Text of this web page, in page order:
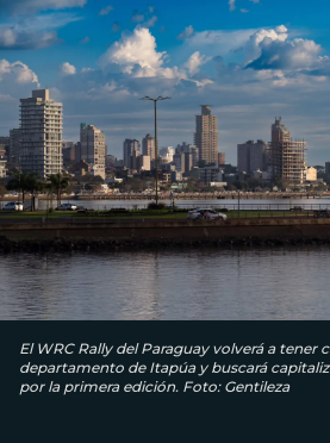
El WRC Rally del Paraguay volverá a tener
departamento de Itapúa y buscará
por la primera edición. Foto: Gentileza